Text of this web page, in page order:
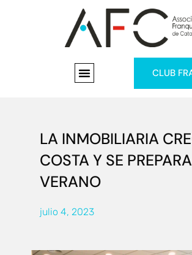
CLUB
LA INMOBILIARIA
COSTA Y SE
VERANO
julio 4, 2023